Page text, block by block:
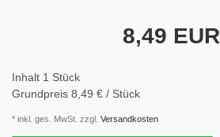
8,49 EUR
Inhalt 1 Stück
Grundpreis 8,49 € / Stück
* inkl. ges. MwSt. zzgl. Versandkosten